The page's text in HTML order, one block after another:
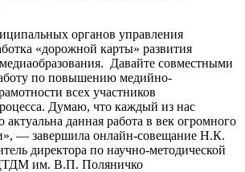
органов управления
«дорожной карты» развития
Давайте совместными
по повышению медийно-
всех участников
Думаю, что каждый из нас
актуальна данная работа в век огромного
— завершила онлайн-совещание Н.К.
директора по научно-методической
им. В.П. Поляничко